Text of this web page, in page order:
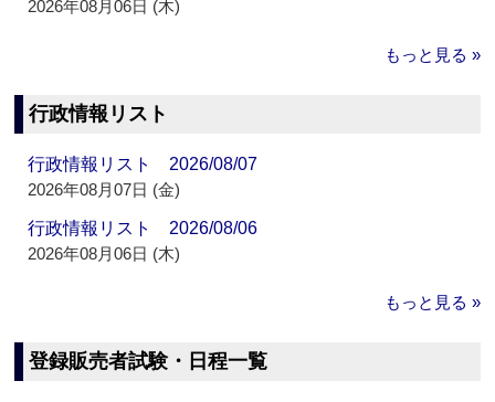
2026年08月06日 (木)
もっと見る »
行政情報リスト
行政情報リスト 2026/08/07
2026年08月07日 (金)
行政情報リスト 2026/08/06
2026年08月06日 (木)
もっと見る »
登録販売者試験・日程一覧